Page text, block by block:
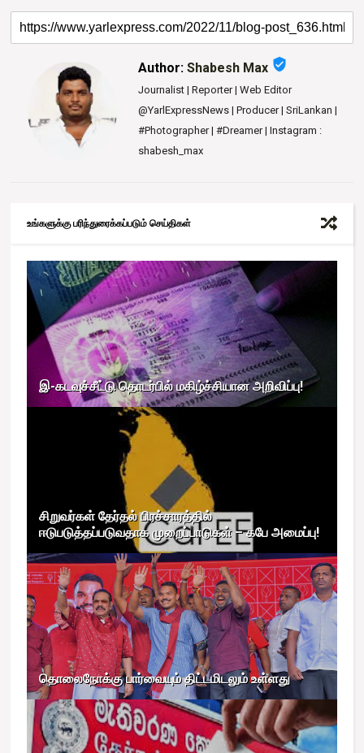
Author:Shabesh Max verified_user
Journalist | Reporter | Web Editor
@YarlExpressNews | Producer | SriLankan |
#Photographer | #Dreamer | Instagram :
shabesh_max
உங்களுக்கு பரிந்துரைக்கப்படும் செய்திகள்
இ-கடவுச்சீட்டு தொடர்பில் மகிழ்ச்சியான அறிவிப்பு!
சிறுவர்கள் தேர்தல் பிரச்சாரத்தில்
ஈடுபடுத்தப்படுவதாக முறைப்பாடுகள் – கபே அமைப்பு!
தொலைநோக்கு பார்வையும் திட்டமிடலும் உள்ளது